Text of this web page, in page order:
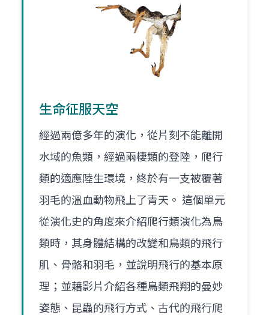
生命征服天空
經過兩億多年的演化，從片刻不能離開
水域的魚類，經過兩棲類的登陸，爬行
類的適應陸生環境，終於有一支被覆著
羽毛的溫血動物飛上了青天。 這個單元
從演化史的角度來介紹爬行類演化為鳥
類時，其身體結構的改變和鳥類的飛行
肌、骨骼和羽毛，並說明飛行的基本原
理；並藉影片介紹各種鳥類飛翔的曼妙
姿態、昆蟲的飛行方式、古代的飛行爬